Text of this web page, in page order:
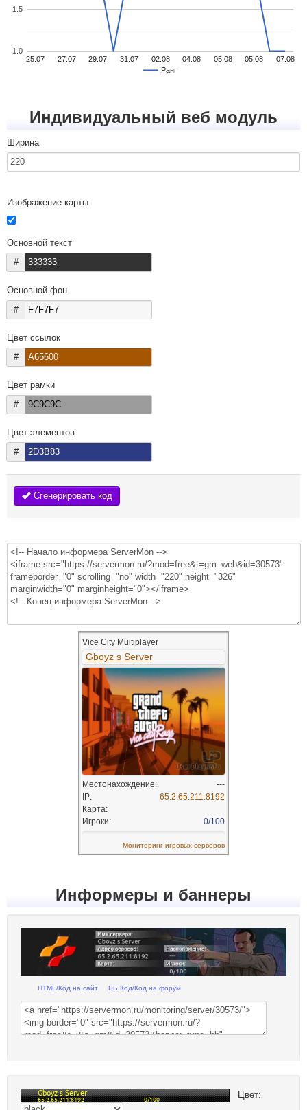
Ранг
25.07 27.07 29.07 31.07 02.08 04.08 05.08 05.08 07.08
1.0
1.5
Индивидуальный веб модуль
Ширина
Изображение карты
Основной текст
#
Основной фон
#
Цвет ссылок
#
Цвет рамки
#
Цвет элементов
#
Сгенерировать код
Информеры и баннеры
HTML/Код на сайт ББ Код/Код на форум
Цвет: